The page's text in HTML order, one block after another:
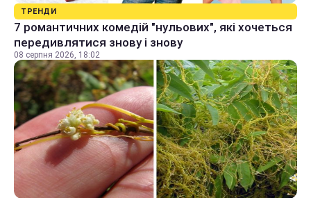
ТРЕНДИ
7 романтичних комедій "нульових", які хочеться
передивлятися знову і знову
08 серпня 2026, 18:02